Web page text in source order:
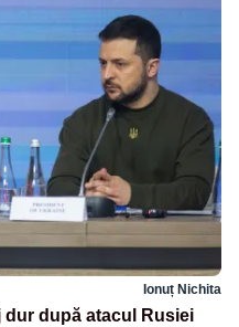
Ionuț Nichita
dur după atacul Rusiei